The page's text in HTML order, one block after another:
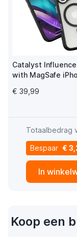
Catalyst
with MagSafe
€ 39,99
Totaalbedrag
Bespaar €
In
Koop een